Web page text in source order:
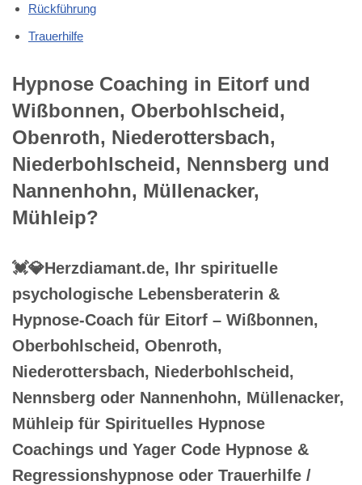
Rückführung
Trauerhilfe
Hypnose Coaching in Eitorf und
Wißbonnen, Oberbohlscheid,
Obenroth, Niederottersbach,
Niederbohlscheid, Nennsberg und
Nannenhohn, Müllenacker,
Mühleip?
💓️💎Herzdiamant.de, Ihr spirituelle
psychologische Lebensberaterin &
Hypnose-Coach für Eitorf – Wißbonnen,
Oberbohlscheid, Obenroth,
Niederottersbach, Niederbohlscheid,
Nennsberg oder Nannenhohn, Müllenacker,
Mühleip für Spirituelles Hypnose
Coachings und Yager Code Hypnose &
Regressionshypnose oder Trauerhilfe /